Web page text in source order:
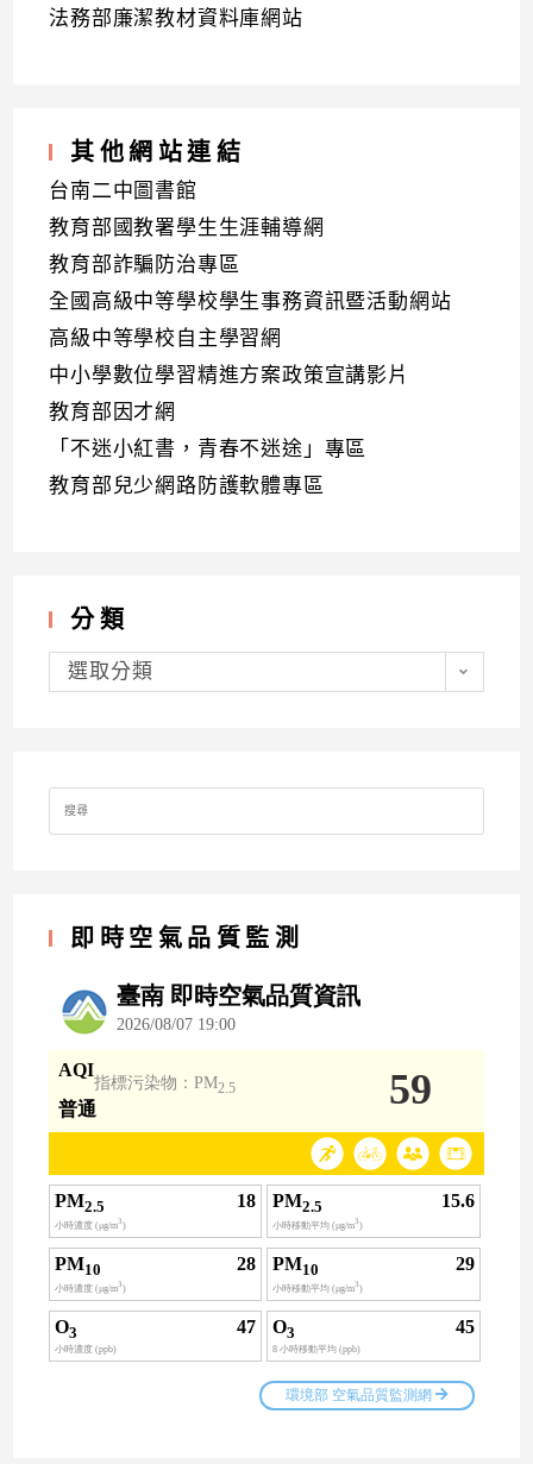
法務部廉潔教材資料庫網站
其他網站連結
台南二中圖書館
教育部國教署學生生涯輔導網
教育部詐騙防治專區
全國高級中等學校學生事務資訊暨活動網站
高級中等學校自主學習網
中小學數位學習精進方案政策宣講影片
教育部因才網
「不迷小紅書，青春不迷途」專區
教育部兒少網路防護軟體專區
分類
分
類選取分類
Search
for:
即時空氣品質監測